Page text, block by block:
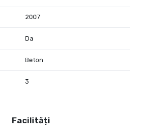
2007
Da
Beton
3
Facilități